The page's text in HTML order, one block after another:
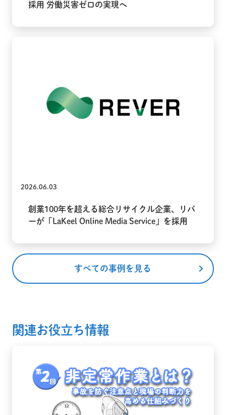
採用 労働災害ゼロの実現へ
2026.06.03
創業100年を超える総合リサイクル企業、リバ
ーが「LaKeel Online Media Service」を採用
すべての事例を見る
関連お役立ち情報